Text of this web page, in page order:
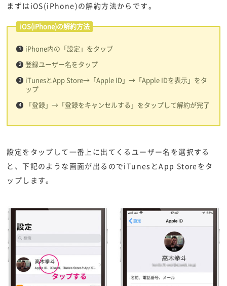
まずはiOS(iPhone)の解約方法からです。
iOS(iPhone)の解約方法
iPhone内の「設定」をタップ
登録ユーザー名をタップ
iTunesとApp Store→「Apple ID」→「Apple IDを表示」をタ
ップ
「登録」→「登録をキャンセルする」をタップして解約が完了
設定をタップして一番上に出てくるユーザー名を選択する
と、下記のような画面が出るのでiTunesとApp Storeをタ
ップします。